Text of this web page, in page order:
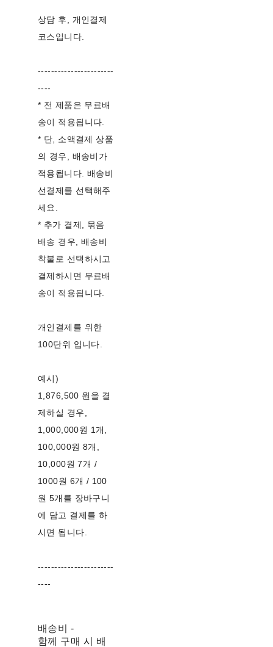
상담 후, 개인결제
코스입니다.
-----------------------
----
* 전 제품은 무료배
송이 적용됩니다.
* 단, 소액결제 상품
의 경우, 배송비가
적용됩니다. 배송비
선결제를 선택해주
세요.
* 추가 결제, 묶음
배송 경우, 배송비
착불로 선택하시고
결제하시면 무료배
송이 적용됩니다.
개인결제를 위한
100단위 입니다.
예시)
1,876,500 원을 결
제하실 경우,
1,000,000원 1개,
100,000원 8개,
10,000원 7개 /
1000원 6개 / 100
원 5개를 장바구니
에 담고 결제를 하
시면 됩니다.
-----------------------
----
배송비 -
함께 구매 시 배